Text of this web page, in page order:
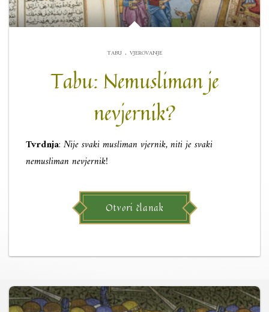
TABU . VJEROVANJE
Tabu: Nemusliman je
nevjernik?
Tvrdnja: Nije svaki musliman vjernik, niti je svaki
nemusliman nevjernik!
Otvori članak